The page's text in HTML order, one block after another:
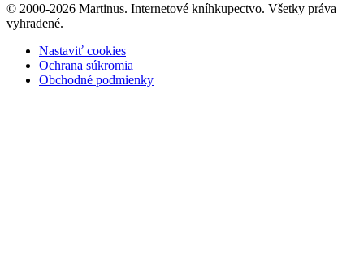
© 2000-2026 Martinus. Internetové kníhkupectvo. Všetky práva
vyhradené.
Nastaviť cookies
Ochrana súkromia
Obchodné podmienky